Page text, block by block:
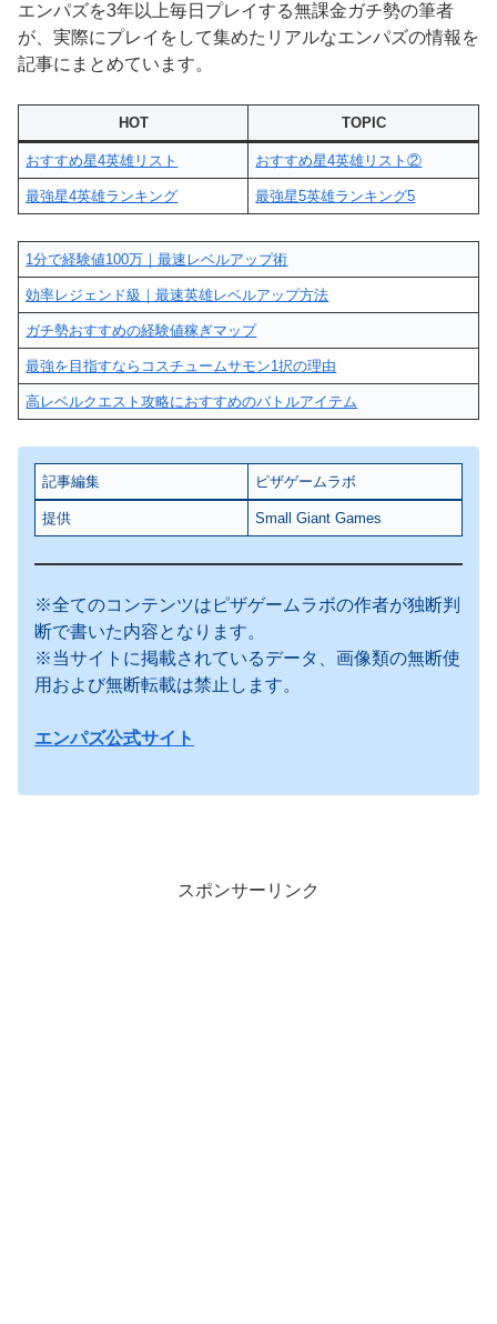
エンパズを3年以上毎日プレイする無課金ガチ勢の筆者
が、実際にプレイをして集めたリアルなエンパズの情報を
記事にまとめています。
HOT TOPIC
おすすめ星4英雄リスト おすすめ星4英雄リスト②
最強星4英雄ランキング 最強星5英雄ランキング5
1分で経験値100万｜最速レベルアップ術
効率レジェンド級｜最速英雄レベルアップ方法
ガチ勢おすすめの経験値稼ぎマップ
最強を目指すならコスチュームサモン1択の理由
高レベルクエスト攻略におすすめのバトルアイテム
記事編集 ピザゲームラボ
提供 Small Giant Games
※全てのコンテンツはピザゲームラボの作者が独断判
断で書いた内容となります。
※当サイトに掲載されているデータ、画像類の無断使
用および無断転載は禁止します。
エンパズ公式サイト
スポンサーリンク